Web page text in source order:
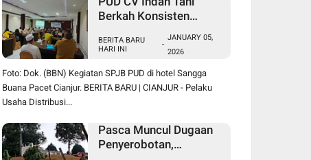
Berkah Konsisten
Sesuai HET
BERITA BARU
HARI INI
-
JANUARY 05,
2026
Foto: Dok. (BBN) Kegiatan SPJB PUD di hotel Sangga
Buana Pacet Cianjur. BERITA BARU | CIANJUR - Pelaku
Usaha Distribusi...
Pasca Muncul Dugaan
Penyerobotan,